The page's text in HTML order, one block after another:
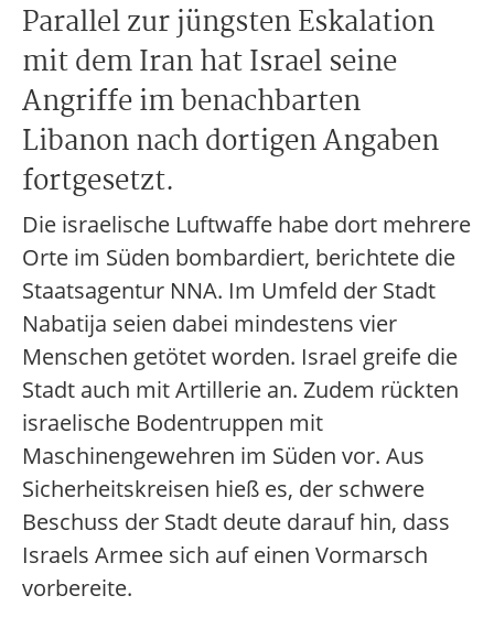
Parallel zur jüngsten Eskalation
mit dem Iran hat Israel seine
Angriffe im benachbarten
Libanon nach dortigen Angaben
fortgesetzt.
Die israelische Luftwaffe habe dort mehrere
Orte im Süden bombardiert, berichtete die
Staatsagentur NNA. Im Umfeld der Stadt
Nabatija seien dabei mindestens vier
Menschen getötet worden. Israel greife die
Stadt auch mit Artillerie an. Zudem rückten
israelische Bodentruppen mit
Maschinengewehren im Süden vor. Aus
Sicherheitskreisen hieß es, der schwere
Beschuss der Stadt deute darauf hin, dass
Israels Armee sich auf einen Vormarsch
vorbereite.